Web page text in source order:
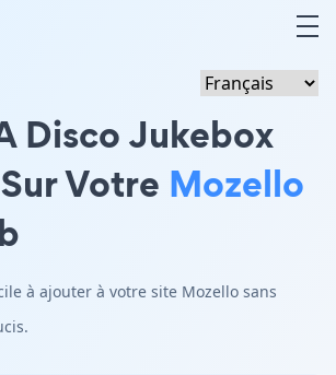
Disco Jukebox
Votre Mozello
à ajouter à votre site Mozello sans